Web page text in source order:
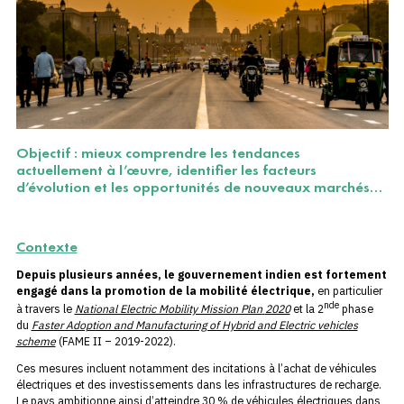
Objectif : mieux comprendre les tendances
actuellement à l’œuvre, identifier les facteurs
d’évolution et les opportunités de nouveaux marchés…
Contexte
Depuis plusieurs années, le gouvernement indien est fortement
engagé dans la promotion de la mobilité électrique, en particulier
à travers le National Electric Mobility Mission Plan 2020et la 2ndephase
du Faster Adoption and Manufacturing of Hybrid and Electric vehicles
scheme(FAME II – 2019-2022).
Ces mesures incluent notamment des incitations à l’achat de véhicules
électriques et des investissements dans les infrastructures de recharge.
Le pays ambitionne ainsi d’atteindre 30 % de véhicules électriques dans